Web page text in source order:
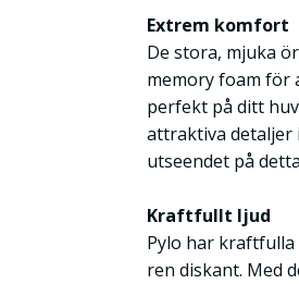
Extrem komfort
De stora, mjuka
memory foam för
perfekt på ditt
attraktiva detaljer
utseendet på
Kraftfullt ljud
Pylo har
ren diskant. Med